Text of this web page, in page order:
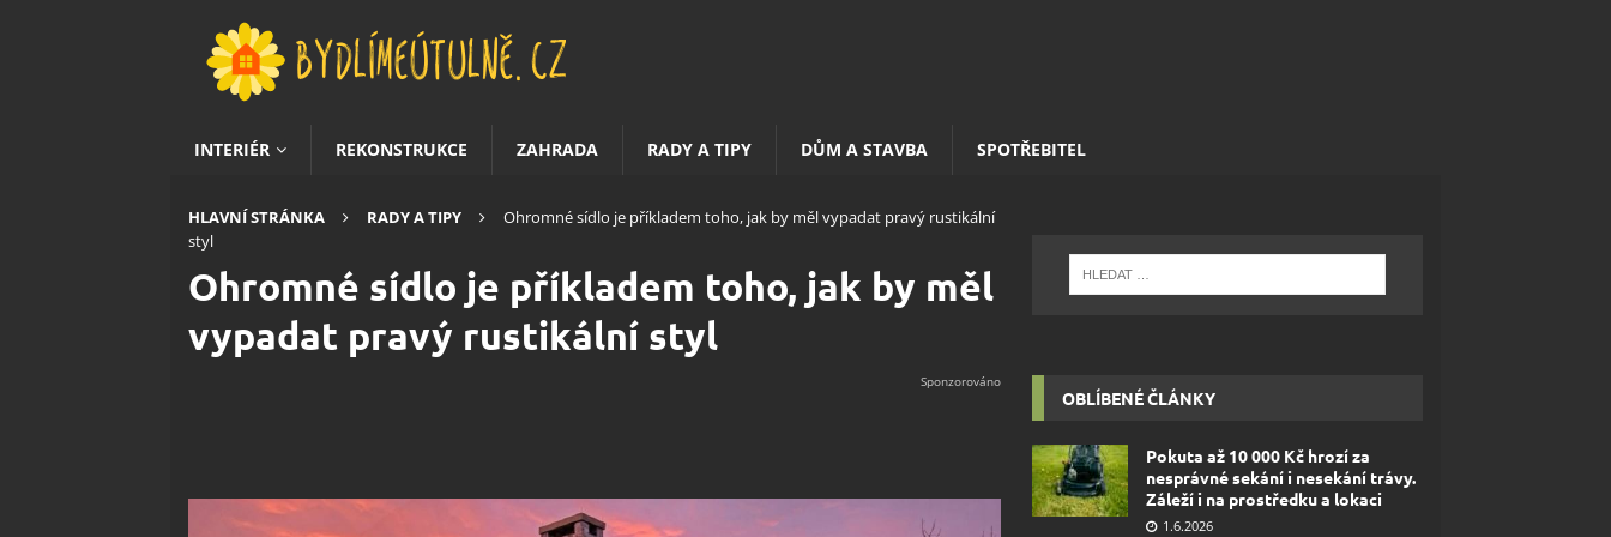
INTERIÉR REKONSTRUKCE ZAHRADA RADY A TIPY DŮM A STAVBA SPOTŘEBITEL
HLAVNÍ STRÁNKA RADY A TIPY
Ohromné sídlo je příkladem toho, jak by měl vypadat pravý rustikální
styl
Ohromné sídlo je příkladem toho, jak by měl
vypadat pravý rustikální styl
OBLÍBENÉ ČLÁNKY
Pokuta až 10 000 Kč hrozí za
nesprávné sekání i nesekání trávy.
Záleží i na prostředku a lokaci
1.6.2026